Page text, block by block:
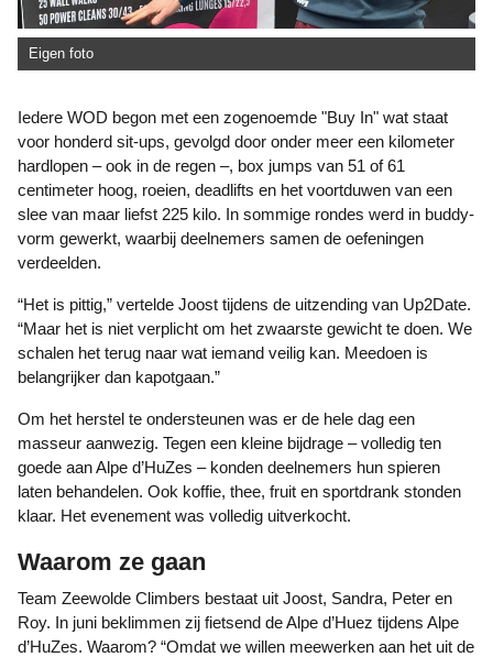
Eigen foto
Iedere WOD begon met een zogenoemde "Buy In" wat staat
voor honderd sit-ups, gevolgd door onder meer een kilometer
hardlopen – ook in de regen –, box jumps van 51 of 61
centimeter hoog, roeien, deadlifts en het voortduwen van een
slee van maar liefst 225 kilo. In sommige rondes werd in buddy-
vorm gewerkt, waarbij deelnemers samen de oefeningen
verdeelden.
“Het is pittig,” vertelde Joost tijdens de uitzending van Up2Date.
“Maar het is niet verplicht om het zwaarste gewicht te doen. We
schalen het terug naar wat iemand veilig kan. Meedoen is
belangrijker dan kapotgaan.”
Om het herstel te ondersteunen was er de hele dag een
masseur aanwezig. Tegen een kleine bijdrage – volledig ten
goede aan Alpe d’HuZes – konden deelnemers hun spieren
laten behandelen. Ook koffie, thee, fruit en sportdrank stonden
klaar. Het evenement was volledig uitverkocht.
Waarom ze gaan
Team Zeewolde Climbers bestaat uit Joost, Sandra, Peter en
Roy. In juni beklimmen zij fietsend de Alpe d’Huez tijdens Alpe
d’HuZes. Waarom? “Omdat we willen meewerken aan het uit de